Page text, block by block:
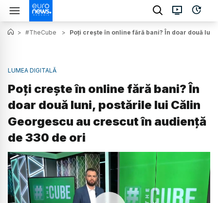
> #TheCube > Poți crește în online fără bani? În doar două
LUMEA DIGITALĂ
Poți crește în online fără bani? În
doar două luni, postările lui Călin
Georgescu au crescut în audiență
de 330 de ori